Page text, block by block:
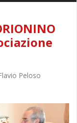
Peloso